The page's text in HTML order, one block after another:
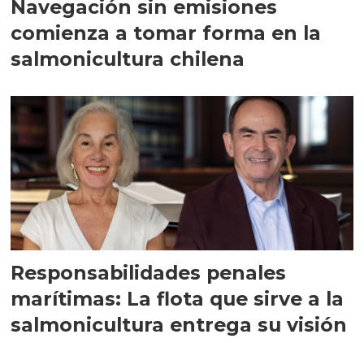
Navegación sin emisiones
comienza a tomar forma en la
salmonicultura chilena
Responsabilidades penales
marítimas: La flota que sirve a la
salmonicultura entrega su visión